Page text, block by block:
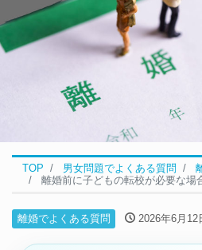
TOP 男女問題でよくある質問
離婚前に子どもの転校が必要な場合、
離婚でよくある質問 2026年6月12